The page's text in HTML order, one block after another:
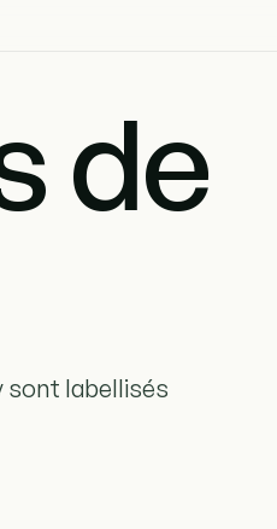
de
sont labellisés